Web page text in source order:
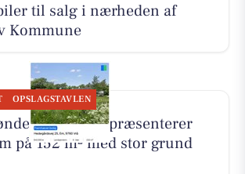
til salg i nærheden af
Kommune
OPSLAGSTAVLEN
& Vrå præsenterer
på 152 m² med stor grund